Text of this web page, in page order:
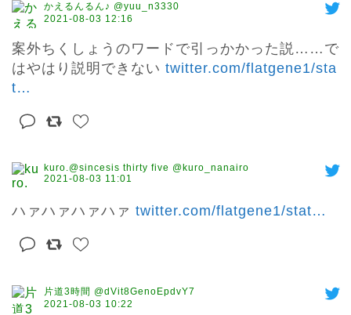
かえるんるん♪ @yuu_n3330
2021-08-03 12:16
案外ちくしょうのワードで引っかかった説……で
はやはり説明できない twitter.com/flatgene1/sta
t…
kuro.@sincesis thirty five @kuro_nanairo
2021-08-03 11:01
ハァハァハァハァ twitter.com/flatgene1/stat…
片道3時間 @dVit8GenoEpdvY7
2021-08-03 10:22